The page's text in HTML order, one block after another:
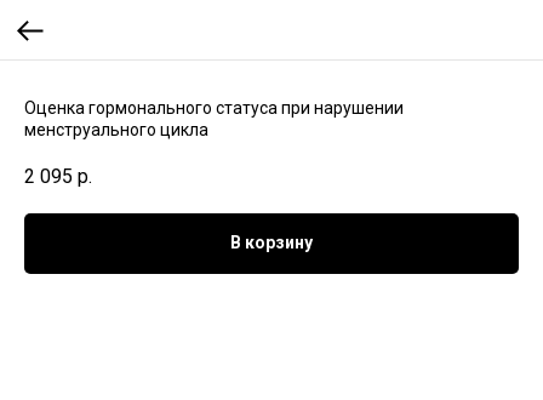
Оценка гормонального статуса при нарушении
менструального цикла
2 095 р.
В корзину